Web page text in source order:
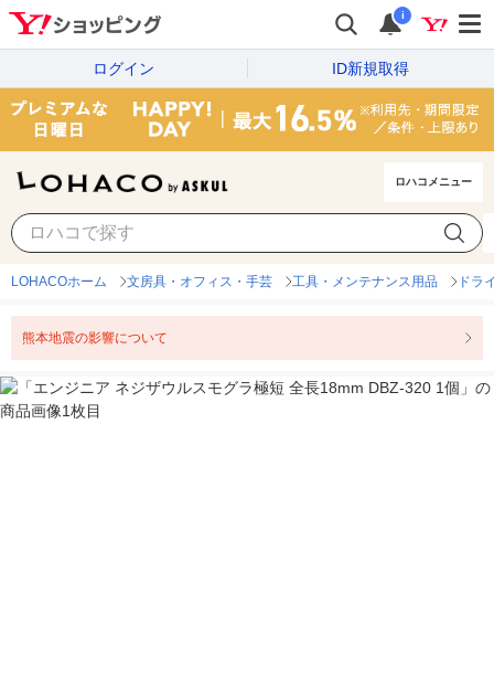
i
ログイン ID新規取得
ロハコメニュー
LOHACOホーム 文房具・オフィス・手芸 工具・メンテナンス用品 ドラ
熊本地震の影響について